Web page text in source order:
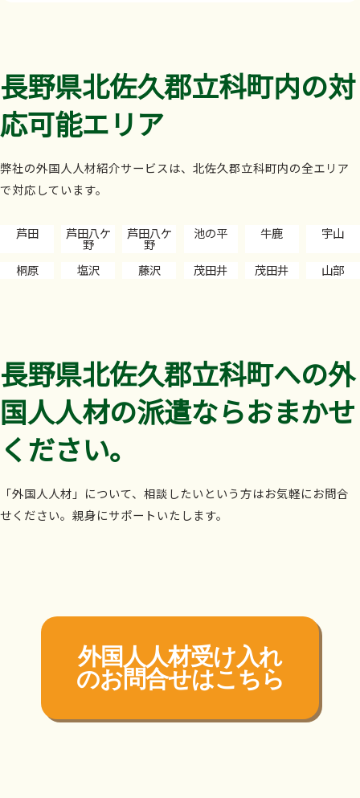
長野県北佐久郡立科町内の対
応可能エリア
弊社の外国人人材紹介サービスは、北佐久郡立科町内の全エリア
で対応しています。
芦田 芦田八ケ
野
芦田八ケ
野
池の平 牛鹿 宇山
桐原 塩沢 藤沢 茂田井 茂田井 山部
長野県北佐久郡立科町への外
国人人材の派遣ならおまかせ
ください。
「外国人人材」について、相談したいという方はお気軽にお問合
せください。親身にサポートいたします。
外国人人材受け入れ
のお問合せはこちら